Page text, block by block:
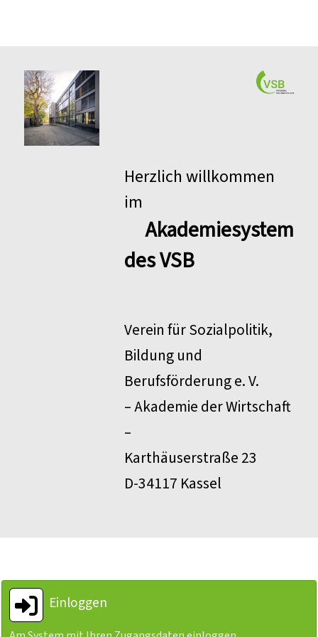
Herzlich willkommen
im
Akademiesystem
des VSB
Verein für Sozialpolitik,
Bildung und
Berufsförderung e. V.
– Akademie der Wirtschaft
–
Karthäuserstraße 23
D-34117 Kassel
Einloggen